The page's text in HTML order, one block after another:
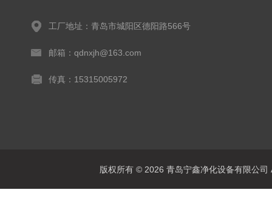
工厂地址：青岛市城阳区德阳路566号
邮箱：qdnxjh@163.com
传真：15315005972
版权所有 © 2026 青岛宁鑫净化设备有限